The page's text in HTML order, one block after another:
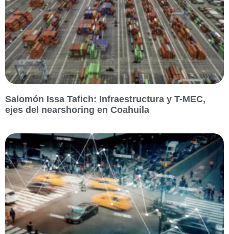
Salomón Issa Tafich: Infraestructura y T-MEC,
ejes del nearshoring en Coahuila